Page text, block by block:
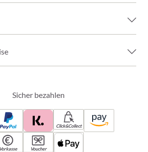
Sicher bezahlen
Click&Collect
Vorkasse Voucher